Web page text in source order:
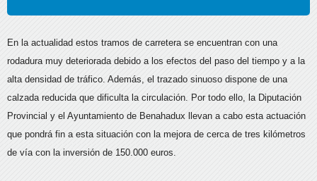
En la actualidad estos tramos de carretera se encuentran con una
rodadura muy deteriorada debido a los efectos del paso del tiempo y a la
alta densidad de tráfico. Además, el trazado sinuoso dispone de una
calzada reducida que dificulta la circulación. Por todo ello, la Diputación
Provincial y el Ayuntamiento de Benahadux llevan a cabo esta actuación
que pondrá fin a esta situación con la mejora de cerca de tres kilómetros
de vía con la inversión de 150.000 euros.